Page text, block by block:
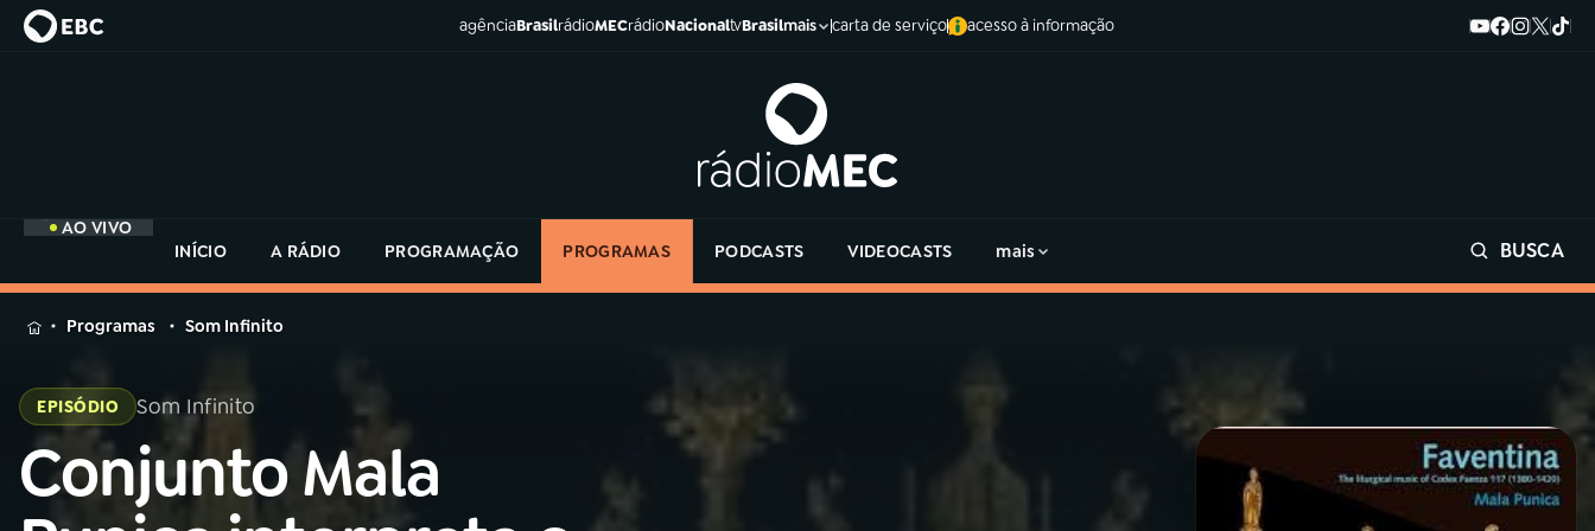
agênciaBrasilrádioMECrádioNacionaltvBrasilmais carta de serviço acesso à informação
AO VIVO
INÍCIO
A RÁDIO PROGRAMAÇÃO PROGRAMAS PODCASTS VIDEOCASTS mais BUSCA
MENU
Buscar
na
Rádio
Buscar
Início
na
Rádio
MEC
Programas Som Infinito
EPISÓDIO Som Infinito
Conjunto Mala